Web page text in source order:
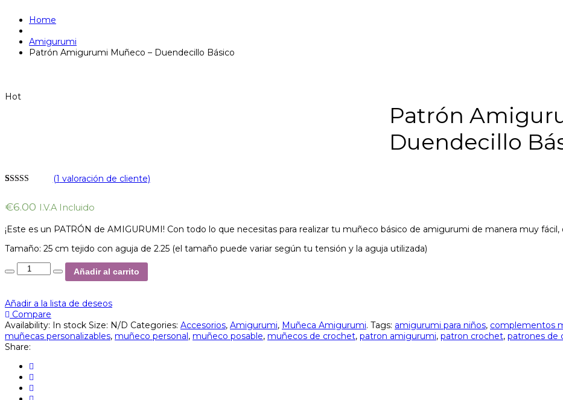
Home
Amigurumi
Patrón Amigurumi Muñeco – Duendecillo Básico
Hot
Patrón
Duendecillo
basado en
de cliente
(1 valoración de cliente)
€6.00 I.V.A Incluido
¡Este es un PATRÓN de AMIGURUMI! Con todo lo que necesitas para realizar tu muñeco básico de amigurumi de manera muy
Tamaño: 25 cm tejido con aguja de 2.25 (el tamaño puede variar según tu tensión y la aguja utilizada)
Añadir al carrito
Añadir a la lista de deseos
Compare
Availability: In stock Size: N/D Categories: Accesorios, Amigurumi, Muñeca Amigurumi. Tags: amigurumi para niños, complementos
muñecas personalizables, muñeco personal, muñeco posable, muñecos de crochet, patron amigurumi, patron crochet, patrones de
Share: